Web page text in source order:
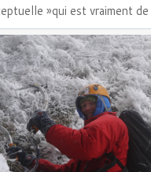
»qui est vraiment de